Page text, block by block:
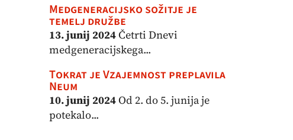
Medgeneracijsko sožitje je
temelj družbe
13. junij 2024Četrti Dnevi
medgeneracijskega...
Tokrat je Vzajemnost preplavila
Neum
10. junij 2024Od 2. do 5. junija je
potekalo...